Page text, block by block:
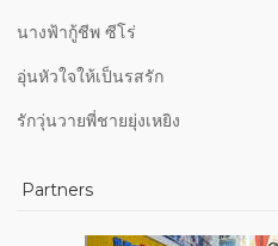
นางฟ้ากู้ชีพ ซีโร่
อุ่นหัวใจให้เป็นรสรัก
รักวุ่นวายพี่ชายยุ่งเหยิง
Partners